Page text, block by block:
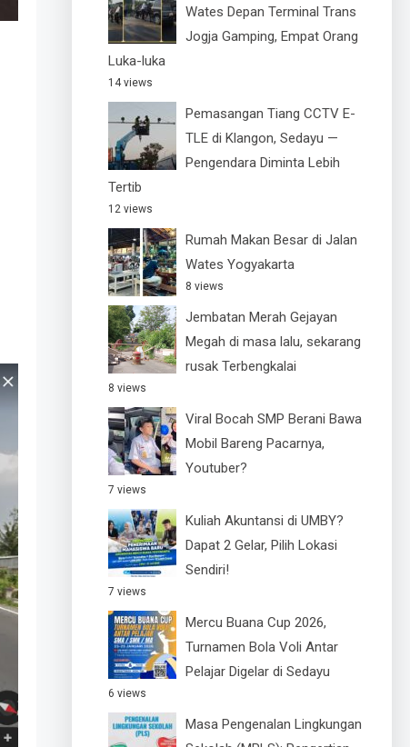
Wates Depan Terminal Trans
Jogja Gamping, Empat Orang
Luka-luka
14 views
Pemasangan Tiang CCTV E-
TLE di Klangon, Sedayu —
Pengendara Diminta Lebih
Tertib
12 views
Rumah Makan Besar di Jalan
Wates Yogyakarta
8 views
Jembatan Merah Gejayan
Megah di masa lalu, sekarang
rusak Terbengkalai
8 views
Viral Bocah SMP Berani Bawa
Mobil Bareng Pacarnya,
Youtuber?
7 views
Kuliah Akuntansi di UMBY?
Dapat 2 Gelar, Pilih Lokasi
Sendiri!
7 views
Mercu Buana Cup 2026,
Turnamen Bola Voli Antar
Pelajar Digelar di Sedayu
6 views
Masa Pengenalan Lingkungan